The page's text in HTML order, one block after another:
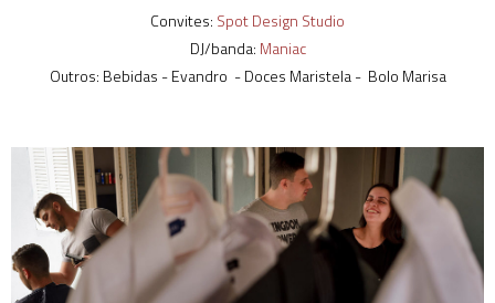
Convites: Spot Design Studio
DJ/banda: Maniac
Outros: Bebidas - Evandro - Doces Maristela - Bolo Marisa